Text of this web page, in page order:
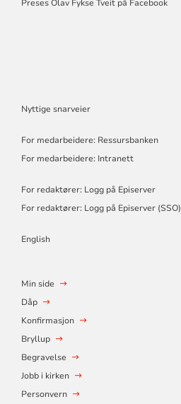
Preses Olav Fykse Tveit på Facebook
Nyttige snarveier
For medarbeidere: Ressursbanken
For medarbeidere: Intranett
For redaktører: Logg på Episerver
For redaktører: Logg på Episerver (SSO)
English
Min side
Dåp
Konfirmasjon
Bryllup
Begravelse
Jobb i kirken
Personvern